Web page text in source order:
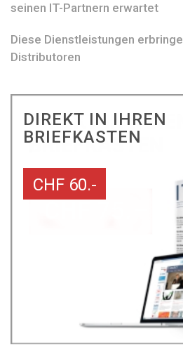
seinen IT-Partnern erwartet
Diese Dienstleistungen
Distributoren
DIREKT IN IHREN
BRIEFKASTEN
CHF 60.-